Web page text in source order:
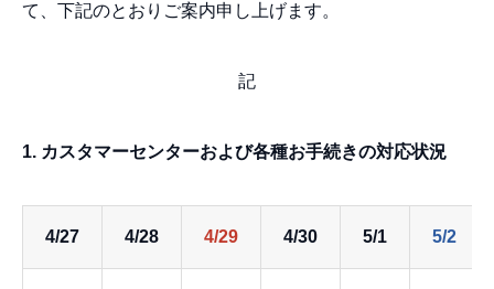
て、下記のとおりご案内申し上げます。
記
1. カスタマーセンターおよび各種お手続きの対応状況
4/27 4/28 4/29 4/30 5/1 5/2